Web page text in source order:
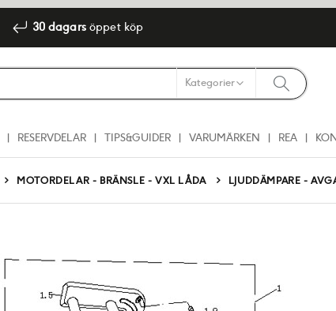
30 dagarsöppet köp
RESERVDELAR TIPS&GUIDER VARUMÄRKEN REA
MOTORDELAR - BRÄNSLE - VXL LÅDA LJUDDÄMPARE -